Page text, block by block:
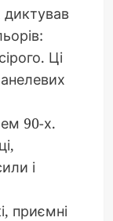
Ці
90-х.
і
приємні